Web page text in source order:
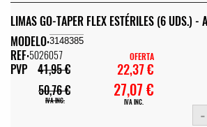
LIMAS GO-TAPER FLEX ESTÉRILES (6 UDS.) -
MODELO:3148385
REF:5026057
PVP
41,95 €
50,76 €
IVA INC.
OFERTA
22,37 €
27,07 €
IVA INC.
-